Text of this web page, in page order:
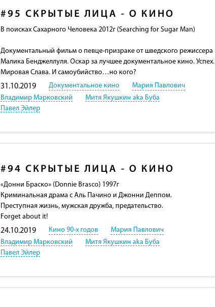
#95 СКРЫТЫЕ ЛИЦА - О КИНО
В поисках Сахарного Человека 2012г (Searching for Sugar Man)
Документальный фильм о певце-призраке от шведского режиссера
Малика Бенджеллуля. Оскар за лучшее документальное кино. Успех.
Мировая Слава. И самоубийство…но кого?
31.10.2019 Документальное кино
Мария Павлович
Владимир Марковский
Митя Якушкин aka Буба
Павел Эйлер
#94 СКРЫТЫЕ ЛИЦА - О КИНО
«Донни Браско» (Donnie Brasco) 1997г
Криминальная драма с Аль Пачино и Джонни Деппом.
Преступная жизнь, мужская дружба, предательство.
Forget about it!
24.10.2019 Кино 90-х годов
Мария Павлович
Владимир Марковский
Митя Якушкин aka Буба
Павел Эйлер